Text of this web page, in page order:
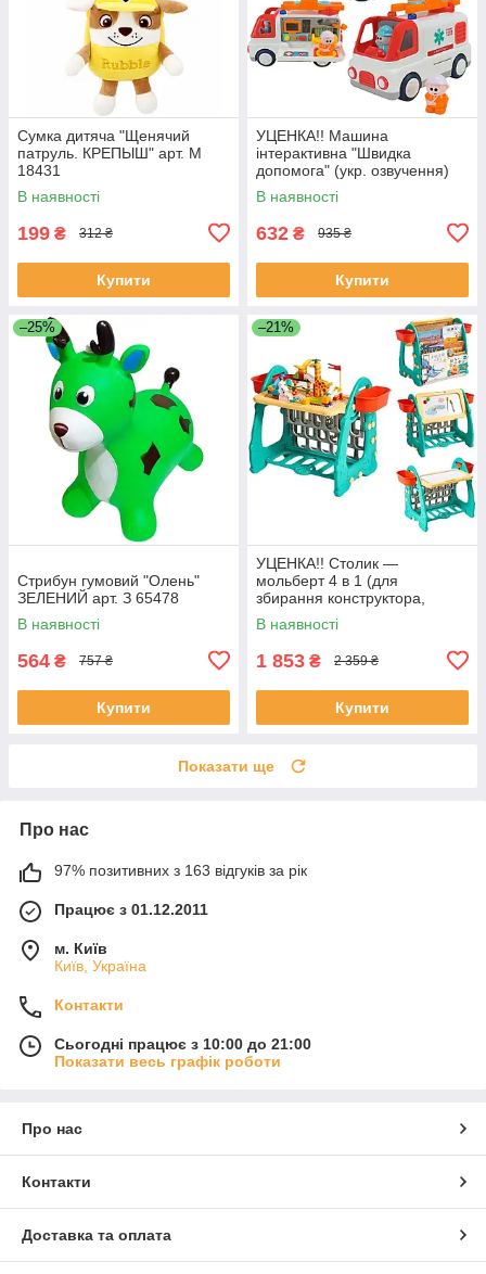
Сумка дитяча "Щенячий
патруль. КРЕПЫШ" арт. M
18431
В наявності
199 ₴ 312 ₴
Купити
УЦЕНКА!! Машина
інтерактивна "Швидка
допомога" (укр. озвучення)
арт. 46349
В наявності
632 ₴ 935 ₴
Купити
–25%
Стрибун гумовий "Олень"
ЗЕЛЕНИЙ арт. З 65478
В наявності
564 ₴ 757 ₴
Купити
–21%
УЦЕНКА!! Столик —
мольберт 4 в 1 (для
збирання конструктора,
малювання, книжкова
полиця) арт. S 075
В наявності
1 853 ₴ 2 359 ₴
Купити
Показати ще
Про нас
97% позитивних з 163 відгуків за рік
Працює з 01.12.2011
м. Київ
Київ, Україна
Контакти
Сьогодні працює з 10:00 до 21:00
Показати весь графік роботи
Про нас
Контакти
Доставка та оплата